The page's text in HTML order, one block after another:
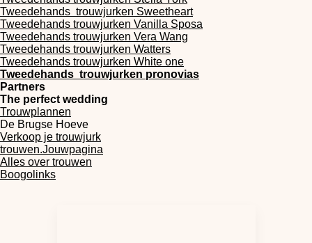
Tweedehands trouwjurken Sweetheart
Tweedehands trouwjurken Vanilla Sposa
Tweedehands trouwjurken Vera Wang
Tweedehands trouwjurken Watters
Tweedehands trouwjurken White one
Tweedehands trouwjurken pronovias
Partners
The perfect wedding
Trouwplannen
De Brugse Hoeve
Verkoop je trouwjurk
trouwen.Jouwpagina
Alles over trouwen
Boogolinks